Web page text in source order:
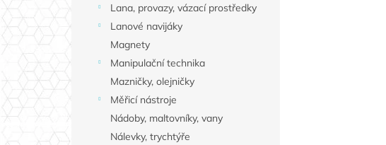
Lana, provazy, vázací prostředky
Lanové navijáky
Magnety
Manipulační technika
Mazničky, olejničky
Měřicí nástroje
Nádoby, maltovníky, vany
Nálevky, trychtýře